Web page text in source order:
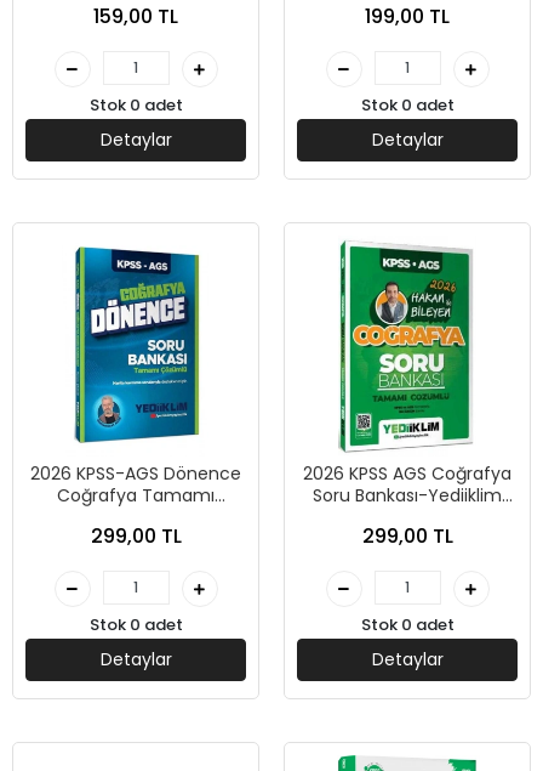
Eraydın-Yargı
159,00 TL
Stok 0 adet
Detaylar
Genel Tekrar Kampı-
199,00 TL
Stok 0 adet
Detaylar
2026 KPSS-AGS Dönence
Coğrafya Tamamı
Yediiklim Yayınları
299,00 TL
Stok 0 adet
Detaylar
2026 KPSS AGS Coğrafya
Soru Bankası-Yediiklim
299,00 TL
Stok 0 adet
Detaylar